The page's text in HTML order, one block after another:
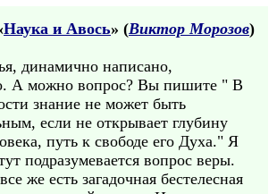
Наука и Авось» (Виктор Морозов)
динамично написано,
А можно вопрос? Вы пишите " В
знание не может быть
если не открывает глубину
путь к свободе его Духа." Я
подразумевается вопрос веры.
же есть загадочная бестелесная